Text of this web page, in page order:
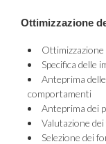
Ottimizzazione
Specifica delle
Anteprima
comportamenti
Anteprima dei
Valutazione
Selezione dei